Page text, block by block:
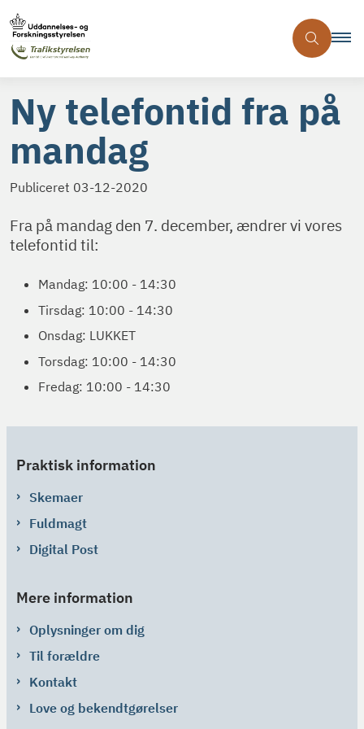
Ny telefontid fra på
mandag
Publiceret 03-12-2020
Fra på mandag den 7. december, ændrer vi vores
telefontid til:
Mandag: 10:00 - 14:30
Tirsdag: 10:00 - 14:30
Onsdag: LUKKET
Torsdag: 10:00 - 14:30
Fredag: 10:00 - 14:30
Praktisk information
Skemaer
Fuldmagt
Digital Post
Mere information
Oplysninger om dig
Til forældre
Kontakt
Love og bekendtgørelser